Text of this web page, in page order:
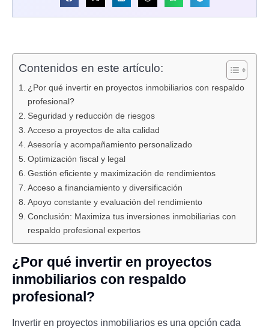
Contenidos en este artículo:
¿Por qué invertir en proyectos inmobiliarios con respaldo
profesional?
Seguridad y reducción de riesgos
Acceso a proyectos de alta calidad
Asesoría y acompañamiento personalizado
Optimización fiscal y legal
Gestión eficiente y maximización de rendimientos
Acceso a financiamiento y diversificación
Apoyo constante y evaluación del rendimiento
Conclusión: Maximiza tus inversiones inmobiliarias con
respaldo profesional expertos
¿Por qué invertir en proyectos
inmobiliarios con respaldo
profesional?
Invertir en proyectos inmobiliarios es una opción cada